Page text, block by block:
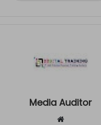
Media Auditor
Website